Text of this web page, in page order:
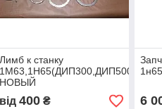
Лимб к станку
1М63,1Н65(ДИП300,ДИП500)
НОВЫЙ
від 400₴ 6